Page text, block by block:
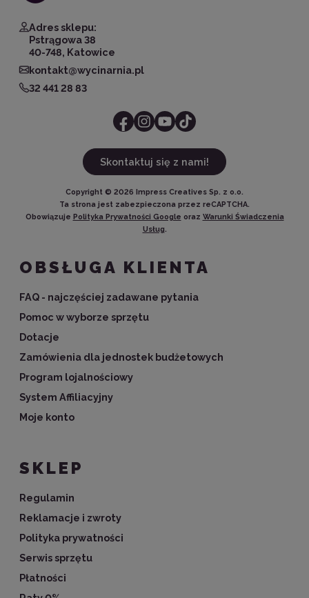
Adres sklepu:
Pstrągowa 38
40-748, Katowice
kontakt@wycinarnia.pl
32 441 28 83
Skontaktuj się z nami!
Copyright © 2026 Impress Creatives Sp. z o.o.
Ta strona jest zabezpieczona przez reCAPTCHA.
Obowiązuje Polityka Prywatności Google oraz Warunki Świadczenia
Usług.
OBSŁUGA KLIENTA
FAQ - najczęściej zadawane pytania
Pomoc w wyborze sprzętu
Dotacje
Zamówienia dla jednostek budżetowych
Program lojalnościowy
System Affiliacyjny
Moje konto
SKLEP
Regulamin
Reklamacje i zwroty
Polityka prywatności
Serwis sprzętu
Płatności